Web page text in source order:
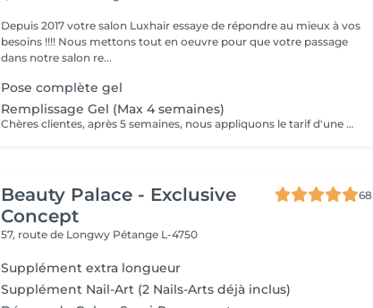
Depuis 2017 votre salon Luxhair essaye de répondre au mieux à vos
besoins !!!! Nous mettons tout en oeuvre pour que votre passage
dans notre salon re...
Pose complète gel
Remplissage Gel (Max 4 semaines)
Chères clientes, après 5 semaines, nous appliquons le tarif d'une pose complète pour les raisons suivantes : le gel utilisé pour la pose des ongles est conçu pour durer un certain temps, et au-delà de cette période, il perd en qualité et adhérence. De plus, après 5 semaines, la repousse de l'ongle est significative, ce qui entraîne un travail de préparation plus long et plus complexe, notamment pour retirer correctement l'ancien gel et garantir une nouvelle pose parfaite. C'est pourquoi une nouvelle pose complète est nécessaire afin de maintenir la qualité et la durabilité de vos ongles. Merci de votre compréhension.
Beauty Palace - Exclusive
Concept
68
57, route de Longwy Pétange L-4750
Supplément extra longueur
Supplément Nail-Art (2 Nails-Arts déjà inclus)